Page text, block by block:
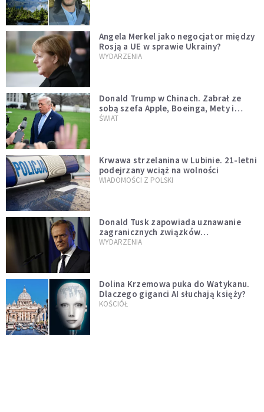
Angela Merkel jako negocjator między
Rosją a UE w sprawie Ukrainy?
WYDARZENIA
Donald Trump w Chinach. Zabrał ze
sobą szefa Apple, Boeinga, Mety i
Muska
ŚWIAT
Krwawa strzelanina w Lubinie. 21-letni
podejrzany wciąż na wolności
WIADOMOŚCI Z POLSKI
Donald Tusk zapowiada uznawanie
zagranicznych związków
jednopłciowych. "Państwo oblało ten
WYDARZENIA
Dolina Krzemowa puka do Watykanu.
Dlaczego giganci AI słuchają księży?
KOŚCIÓŁ